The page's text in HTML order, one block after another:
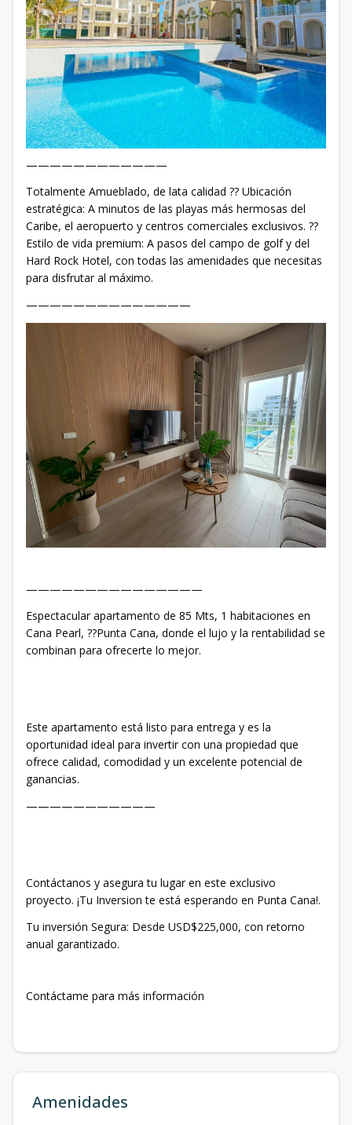
————————————
Totalmente Amueblado, de lata calidad ?? Ubicación
estratégica: A minutos de las playas más hermosas del
Caribe, el aeropuerto y centros comerciales exclusivos. ??
Estilo de vida premium: A pasos del campo de golf y del
Hard Rock Hotel, con todas las amenidades que necesitas
para disfrutar al máximo.
——————————————
———————————————
Espectacular apartamento de 85 Mts, 1 habitaciones en
Cana Pearl, ??Punta Cana, donde el lujo y la rentabilidad se
combinan para ofrecerte lo mejor.
Este apartamento está listo para entrega y es la
oportunidad ideal para invertir con una propiedad que
ofrece calidad, comodidad y un excelente potencial de
ganancias.
———————————
Contáctanos y asegura tu lugar en este exclusivo
proyecto. ¡Tu Inversion te está esperando en Punta Cana!.
Tu inversión Segura: Desde USD$225,000, con retorno
anual garantizado.
Contáctame para más información
Amenidades